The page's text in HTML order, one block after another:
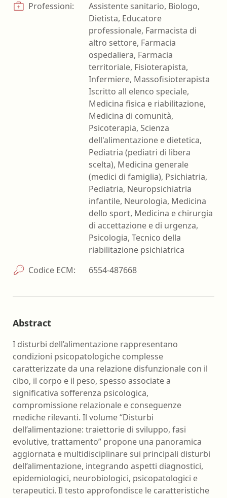
Professioni:
Assistente sanitario, Biologo,
Dietista, Educatore
professionale, Farmacista di
altro settore, Farmacia
ospedaliera, Farmacia
territoriale, Fisioterapista,
Infermiere, Massofisioterapista
Iscritto all elenco speciale,
Medicina fisica e riabilitazione,
Medicina di comunità,
Psicoterapia, Scienza
dell'alimentazione e dietetica,
Pediatria (pediatri di libera
scelta), Medicina generale
(medici di famiglia), Psichiatria,
Pediatria, Neuropsichiatria
infantile, Neurologia, Medicina
dello sport, Medicina e chirurgia
di accettazione e di urgenza,
Psicologia, Tecnico della
riabilitazione psichiatrica
Codice ECM:
6554-487668
Abstract
I disturbi dell’alimentazione rappresentano
condizioni psicopatologiche complesse
caratterizzate da una relazione disfunzionale con il
cibo, il corpo e il peso, spesso associate a
significativa sofferenza psicologica,
compromissione relazionale e conseguenze
mediche rilevanti. Il volume “Disturbi
dell’alimentazione: traiettorie di sviluppo, fasi
evolutive, trattamento” propone una panoramica
aggiornata e multidisciplinare sui principali disturbi
dell’alimentazione, integrando aspetti diagnostici,
epidemiologici, neurobiologici, psicopatologici e
terapeutici. Il testo approfondisce le caratteristiche